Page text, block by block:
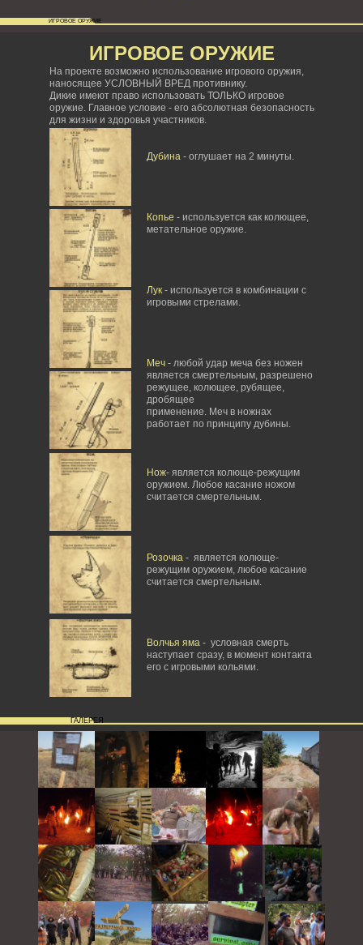
ИГРОВОЕ ОРУЖИЕ
На проекте возможно использование игрового оружия,
наносящее УСЛОВНЫЙ ВРЕД противнику.
Дикие имеют право использовать ТОЛЬКО игровое
оружие. Главное условие - его абсолютная безопасность
для жизни и здоровья участников.
Дубина- оглушает на 2 минуты.
Копье - используется как колющее,
метательное оружие.
Лук- используется в комбинации с
игровыми стрелами.
Меч- любой удар меча без ножен
является смертельным, разрешено
режущее, колющее, рубящее,
дробящее
применение. Меч в ножнах
работает по принципу дубины.
Нож- является колюще-режущим
оружием. Любое касание ножом
считается смертельным.
Розочка- является колюще-
режущим оружием, любое касание
считается смертельным.
Волчья яма- условная смерть
наступает сразу, в момент контакта
его с игровыми кольями.
ИГРОВОЕ ОРУЖИЕ
ГАЛЕРЕЯ